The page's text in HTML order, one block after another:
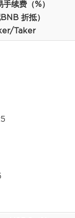
续费（%）
BNB 折抵）
Taker